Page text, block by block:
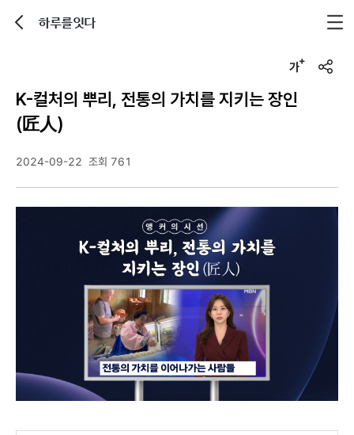
하루를잇다
u
K-컬처의 뿌리, 전통의 가치를 지키는 장인
(匠人)
2024-09-22 조회 761